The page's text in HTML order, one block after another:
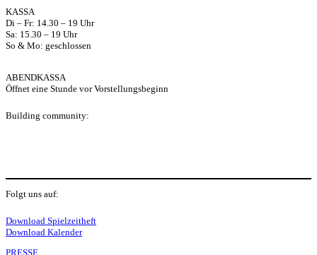
KASSA
Di – Fr: 14.30 – 19 Uhr
Sa: 15.30 – 19 Uhr
So & Mo: geschlossen
ABENDKASSA
Öffnet eine Stunde vor Vorstellungsbeginn
Building community:
P
Folgt uns auf:
Y
Download Spielzeitheft
Download Kalender
PRESSE